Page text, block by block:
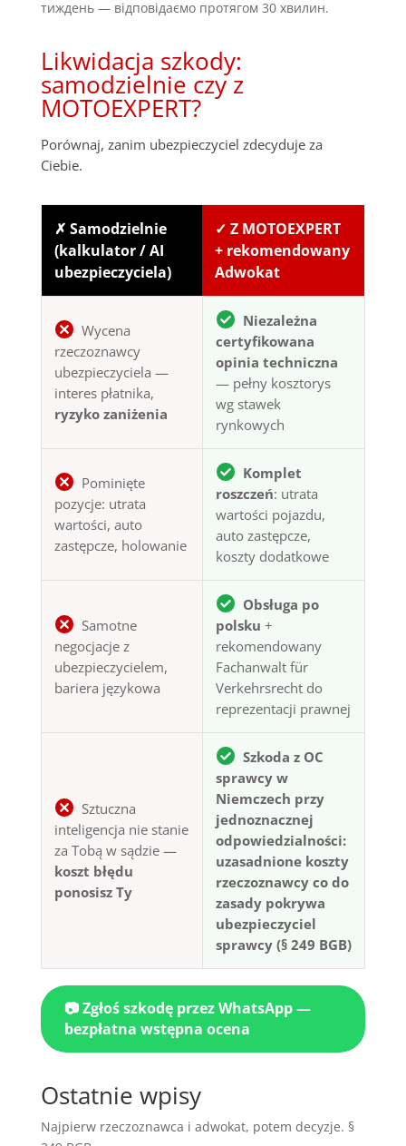
тиждень — відповідаємо протягом 30 хвилин.
Likwidacja szkody:
samodzielnie czy z
MOTOEXPERT?
Porównaj, zanim ubezpieczyciel zdecyduje za
Ciebie.
✗ Samodzielnie
(kalkulator / AI
ubezpieczyciela)
✓ Z MOTOEXPERT
+ rekomendowany
Adwokat
Wycena
rzeczoznawcy
ubezpieczyciela —
interes płatnika,
ryzyko zaniżenia
Niezależna
certyfikowana
opinia techniczna
— pełny kosztorys
wg stawek
rynkowych
Pominięte
pozycje: utrata
wartości, auto
zastępcze, holowanie
Komplet
roszczeń: utrata
wartości pojazdu,
auto zastępcze,
koszty dodatkowe
Samotne
negocjacje z
ubezpieczycielem,
bariera językowa
Obsługa po
polsku +
rekomendowany
Fachanwalt für
Verkehrsrecht do
reprezentacji prawnej
Sztuczna
inteligencja nie stanie
za Tobą w sądzie —
koszt błędu
ponosisz Ty
Szkoda z OC
sprawcy w
Niemczech przy
jednoznacznej
odpowiedzialności:
uzasadnione koszty
rzeczoznawcy co do
zasady pokrywa
ubezpieczyciel
sprawcy (§ 249 BGB)
📷 Zgłoś szkodę przez WhatsApp —
bezpłatna wstępna ocena
Ostatnie wpisy
Najpierw rzeczoznawca i adwokat, potem decyzje. §